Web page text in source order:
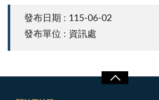
發布日期 : 115-06-02
發布單位 : 資訊處